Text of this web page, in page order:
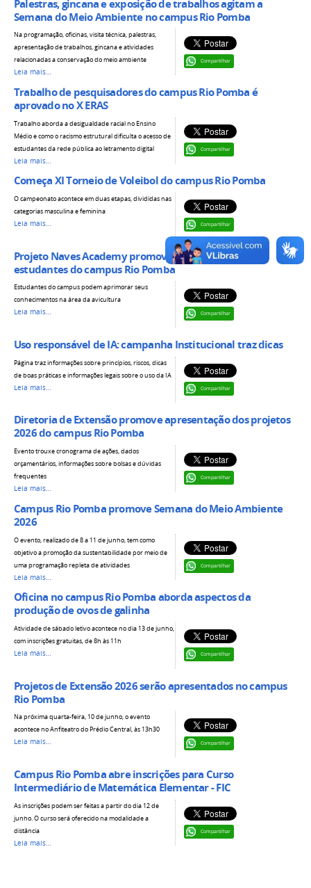
Palestras, gincana e exposição de trabalhos agitam a
Semana do Meio Ambiente no campus Rio Pomba
Compartilhar
Na programação, oficinas, visita técnica, palestras,
apresentação de trabalhos, gincana e atividades
relacionadas a conservação do meio ambiente
Leia mais…
Trabalho de pesquisadores do campus Rio Pomba é
aprovado no X ERAS
Compartilhar
Trabalho aborda a desigualdade racial no Ensino
Médio e como o racismo estrutural dificulta o acesso de
estudantes da rede pública ao letramento digital
Leia mais…
Começa XI Torneio de Voleibol do campus Rio Pomba
Compartilhar
O campeonato acontece em duas etapas, divididas nas
categorias masculina e feminina
Leia mais…
Projeto Naves Academy promove palestras para
estudantes do campus Rio Pomba
Compartilhar
Estudantes do campus podem aprimorar seus
conhecimentos na área da avicultura
Leia mais…
Uso responsável de IA: campanha Institucional traz dicas
Compartilhar
Página traz informações sobre princípios, riscos, dicas
de boas práticas e informações legais sobre o uso da IA
Leia mais…
Diretoria de Extensão promove apresentação dos projetos
2026 do campus Rio Pomba
Compartilhar
Evento trouxe cronograma de ações, dados
orçamentários, informações sobre bolsas e dúvidas
frequentes
Leia mais…
Campus Rio Pomba promove Semana do Meio Ambiente
2026
Compartilhar
O evento, realizado de 8 a 11 de junho, tem como
objetivo a promoção da sustentabilidade por meio de
uma programação repleta de atividades
Leia mais…
Oficina no campus Rio Pomba aborda aspectos da
produção de ovos de galinha
Compartilhar
Atividade de sábado letivo acontece no dia 13 de junho,
com inscrições gratuitas, de 8h às 11h
Leia mais…
Projetos de Extensão 2026 serão apresentados no campus
Rio Pomba
Compartilhar
Na próxima quarta-feira, 10 de junho, o evento
acontece no Anfiteatro do Prédio Central, às 13h30
Leia mais…
Campus Rio Pomba abre inscrições para Curso
Intermediário de Matemática Elementar - FIC
Compartilhar
As inscrições podem ser feitas a partir do dia 12 de
junho. O curso será oferecido na modalidade a
distância
Leia mais…